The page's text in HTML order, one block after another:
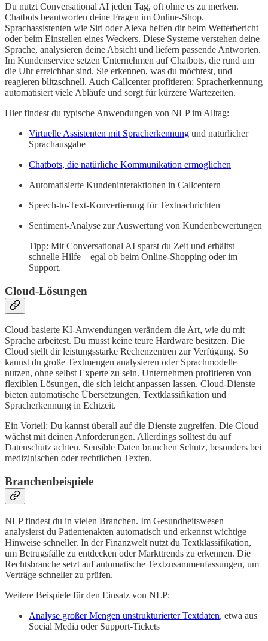
Du nutzt Conversational AI jeden Tag, oft ohne es zu merken.
Chatbots beantworten deine Fragen im Online-Shop.
Sprachassistenten wie Siri oder Alexa helfen dir beim Wetterbericht
oder beim Einstellen eines Weckers. Diese Systeme verstehen deine
Sprache, analysieren deine Absicht und liefern passende Antworten.
Im Kundenservice setzen Unternehmen auf Chatbots, die rund um
die Uhr erreichbar sind. Sie erkennen, was du möchtest, und
reagieren blitzschnell. Auch Callcenter profitieren: Spracherkennung
automatisiert viele Abläufe und sorgt für kürzere Wartezeiten.
Hier findest du typische Anwendungen von NLP im Alltag:
Virtuelle Assistenten mit Spracherkennung und natürlicher
Sprachausgabe
Chatbots, die natürliche Kommunikation ermöglichen
Automatisierte Kundeninteraktionen in Callcentern
Speech-to-Text-Konvertierung für Textnachrichten
Sentiment-Analyse zur Auswertung von Kundenbewertungen
Tipp: Mit Conversational AI sparst du Zeit und erhältst
schnelle Hilfe – egal ob beim Online-Shopping oder im
Support.
Cloud-Lösungen
Cloud-basierte KI-Anwendungen verändern die Art, wie du mit
Sprache arbeitest. Du musst keine teure Hardware besitzen. Die
Cloud stellt dir leistungsstarke Rechenzentren zur Verfügung. So
kannst du große Textmengen analysieren oder Sprachmodelle
nutzen, ohne selbst Experte zu sein. Unternehmen profitieren von
flexiblen Lösungen, die sich leicht anpassen lassen. Cloud-Dienste
bieten automatische Übersetzungen, Textklassifikation und
Spracherkennung in Echtzeit.
Ein Vorteil: Du kannst überall auf die Dienste zugreifen. Die Cloud
wächst mit deinen Anforderungen. Allerdings solltest du auf
Datenschutz achten. Sensible Daten brauchen Schutz, besonders bei
medizinischen oder rechtlichen Texten.
Branchenbeispiele
NLP findest du in vielen Branchen. Im Gesundheitswesen
analysierst du Patientenakten automatisch und erkennst wichtige
Hinweise schneller. In der Finanzwelt nutzt du Textklassifikation,
um Betrugsfälle zu entdecken oder Markttrends zu erkennen. Die
Rechtsbranche setzt auf automatische Textzusammenfassungen, um
Verträge schneller zu prüfen.
Weitere Beispiele für den Einsatz von NLP:
Analyse großer Mengen unstrukturierter Textdaten, etwa aus
Social Media oder Support-Tickets